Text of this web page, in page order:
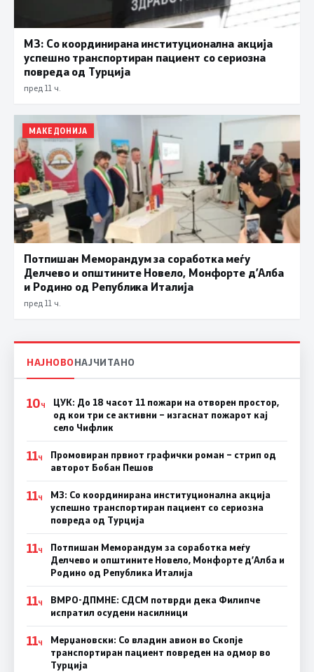
МЗ: Со координирана институционална акција
успешно транспортиран пациент со сериозна
повреда од Турција
пред 11 ч.
МАКЕДОНИЈА
Потпишан Меморандум за соработка меѓу
Делчево и општините Новело, Монфорте д’Алба
и Родино од Република Италија
пред 11 ч.
НАЈНОВОНАЈЧИТАНО
10Ч
ЦУК: До 18 часот 11 пожари на отворен простор,
од кои три се активни – изгаснат пожарот кај
село Чифлик
11Ч
Промовиран првиот графички роман – стрип од
авторот Бобан Пешов
11Ч
МЗ: Со координирана институционална акција
успешно транспортиран пациент со сериозна
повреда од Турција
11Ч
Потпишан Меморандум за соработка меѓу
Делчево и општините Новело, Монфорте д’Алба и
Родино од Република Италија
11Ч
ВМРО-ДПМНЕ: СДСM потврди дека Филипче
испратил осудени насилници
11Ч
Мерџановски: Со владин авион во Скопје
транспортиран пациент повреден на одмор во
Турција